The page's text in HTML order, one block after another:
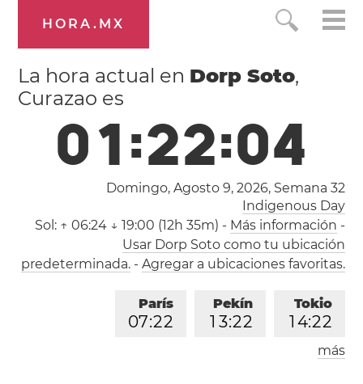
HORA.MX
La hora actual en Dorp Soto,
Curazao es
01:22:04
Domingo, Agosto 9, 2026, Semana 32
Indigenous Day
Sol: ↑ 06:24 ↓ 19:00 (12h 35m) - Más información -
Usar Dorp Soto como tu ubicación
predeterminada.- Agregar a ubicaciones favoritas.
Tokio
1 4:22
Pekín
1 3:22
París
07:22
Londres
más